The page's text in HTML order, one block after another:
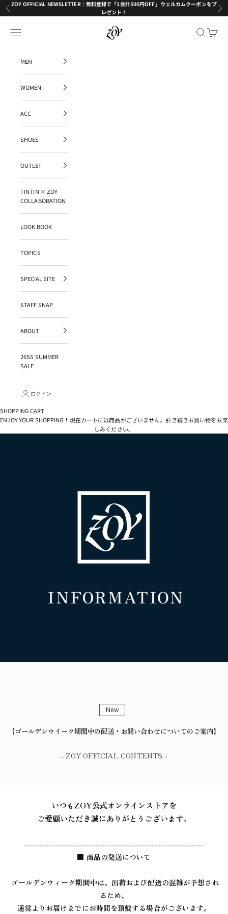
コンテンツへスキップ
前へ
ZOY OFFICIAL NEWSLETTER｜無料登録で「1会計500円OFF」ウェルカムクーポンをプ
レゼント！
次
ZOY OFFICIAL
メニューを開く 検索を開く
カート
MEN
WOMEN
ACC
SHOES
OUTLET
TINTIN × ZOY
COLLABORATION
LOOK BOOK
TOPICS
SPECIAL SITE
STAFF SNAP
ABOUT
26SS SUMMER
SALE
ログイン
SHOPPING CART
ENJOY YOUR SHOPPING！現在カートには商品がございません。引き続きお買い物をお楽
しみください。
New
【ゴールデンウイーク期間中の配送・お問い合わせについてのご案内】
- ZOY OFFICIAL CONTENTS -
いつもZOY公式オンラインストアを
ご愛顧いただき誠にありがとうございます。
----------------------------------------------------------
■ 商品の発送について
ゴールデンウィーク期間中は、出荷および配送の混雑が予想され
るため、
通常よりお届けまでにお時間を頂戴する場合がございます。